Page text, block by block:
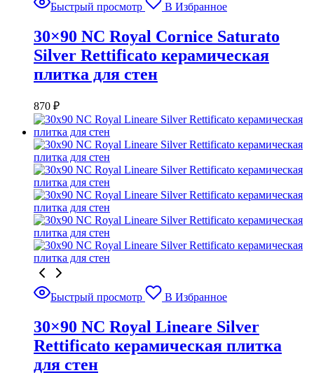
Быстрый просмотр В Избранное
30×90 NC Royal Cornice Saturato
Silver Rettificato керамическая
плитка для стен
870 ₽
Быстрый просмотр В Избранное
30×90 NC Royal Lineare Silver
Rettificato керамическая плитка
для стен